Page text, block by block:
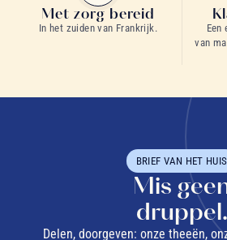
Met zorg bereid
In het zuiden van Frankrijk.
Een
van
BRIEF VAN HET HUIS
Mis
druppel.
Delen, doorgeven: onze theeën,